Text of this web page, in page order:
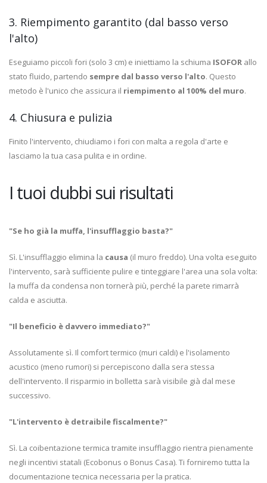
3. Riempimento garantito (dal basso verso
l'alto)
Eseguiamo piccoli fori (solo 3 cm) e iniettiamo la schiuma ISOFOR allo
stato fluido, partendo sempre dal basso verso l'alto. Questo
metodo è l'unico che assicura il riempimento al 100% del muro.
4. Chiusura e pulizia
Finito l'intervento, chiudiamo i fori con malta a regola d'arte e
lasciamo la tua casa pulita e in ordine.
I tuoi dubbi sui risultati
"Se ho già la muffa, l'insufflaggio basta?"
Sì. L'insufflaggio elimina la causa (il muro freddo). Una volta eseguito
l'intervento, sarà sufficiente pulire e tinteggiare l'area una sola volta:
la muffa da condensa non tornerà più, perché la parete rimarrà
calda e asciutta.
"Il beneficio è davvero immediato?"
Assolutamente sì. Il comfort termico (muri caldi) e l'isolamento
acustico (meno rumori) si percepiscono dalla sera stessa
dell'intervento. Il risparmio in bolletta sarà visibile già dal mese
successivo.
"L'intervento è detraibile fiscalmente?"
Sì. La coibentazione termica tramite insufflaggio rientra pienamente
negli incentivi statali (Ecobonus o Bonus Casa). Ti forniremo tutta la
documentazione tecnica necessaria per la pratica.